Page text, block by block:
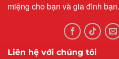
miệng cho bạn và gia đình bạn.
Liên hệ với chúng tôi